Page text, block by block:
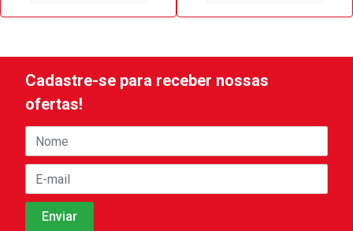
Cadastre-se para receber nossas
ofertas!